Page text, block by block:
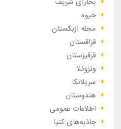
خیوه
مجله ازبکستان
قزاقستان
قرقیزستان
ونزوئلا
سریلانکا
هندوستان
اطلاعات عمومی
جاذبه‌های کنیا